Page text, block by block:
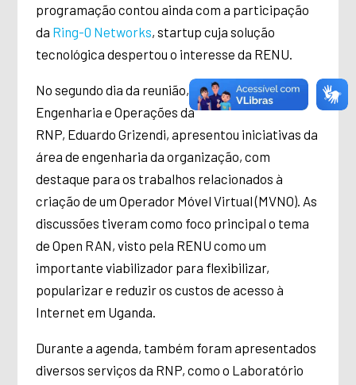
programação contou ainda com a participação
da Ring-0 Networks, startup cuja solução
tecnológica despertou o interesse da RENU.
No segundo dia da reunião, o diretor de
Engenharia e Operações da
RNP, Eduardo Grizendi, apresentou iniciativas da
área de engenharia da organização, com
destaque para os trabalhos relacionados à
criação de um Operador Móvel Virtual (MVNO). As
discussões tiveram como foco principal o tema
de Open RAN, visto pela RENU como um
importante viabilizador para flexibilizar,
popularizar e reduzir os custos de acesso à
Internet em Uganda.
Durante a agenda, também foram apresentados
diversos serviços da RNP, como o Laboratório